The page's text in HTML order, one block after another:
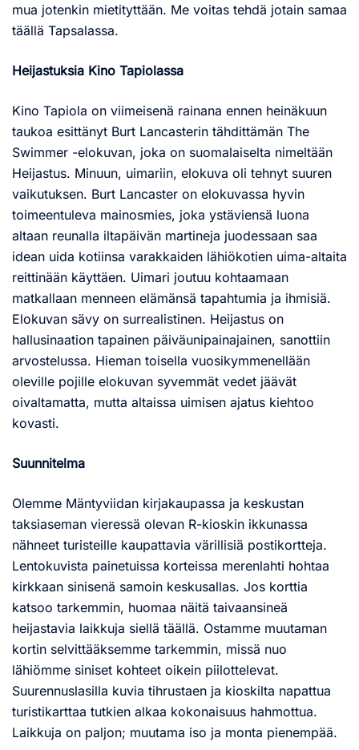
mua jotenkin mietityttään. Me voitas tehdä jotain samaa
täällä Tapsalassa.
Heijastuksia Kino Tapiolassa
Kino Tapiola on viimeisenä rainana ennen heinäkuun
taukoa esittänyt Burt Lancasterin tähdittämän The
Swimmer -elokuvan, joka on suomalaiselta nimeltään
Heijastus. Minuun, uimariin, elokuva oli tehnyt suuren
vaikutuksen. Burt Lancaster on elokuvassa hyvin
toimeentuleva mainosmies, joka ystäviensä luona
altaan reunalla iltapäivän martineja juodessaan saa
idean uida kotiinsa varakkaiden lähiökotien uima-altaita
reittinään käyttäen. Uimari joutuu kohtaamaan
matkallaan menneen elämänsä tapahtumia ja ihmisiä.
Elokuvan sävy on surrealistinen. Heijastus on
hallusinaation tapainen päiväunipainajainen, sanottiin
arvostelussa. Hieman toisella vuosikymmenellään
oleville pojille elokuvan syvemmät vedet jäävät
oivaltamatta, mutta altaissa uimisen ajatus kiehtoo
kovasti.
Suunnitelma
Olemme Mäntyviidan kirjakaupassa ja keskustan
taksiaseman vieressä olevan R-kioskin ikkunassa
nähneet turisteille kaupattavia värillisiä postikortteja.
Lentokuvista painetuissa korteissa merenlahti hohtaa
kirkkaan sinisenä samoin keskusallas. Jos korttia
katsoo tarkemmin, huomaa näitä taivaansineä
heijastavia laikkuja siellä täällä. Ostamme muutaman
kortin selvittääksemme tarkemmin, missä nuo
lähiömme siniset kohteet oikein piilottelevat.
Suurennuslasilla kuvia tihrustaen ja kioskilta napattua
turistikarttaa tutkien alkaa kokonaisuus hahmottua.
Laikkuja on paljon; muutama iso ja monta pienempää.